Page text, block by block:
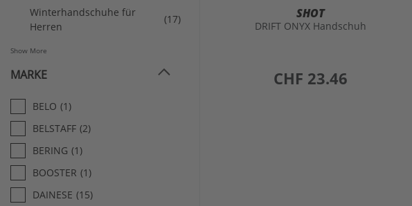
SHOT
DRIFT ONYX Handschuh
preis
CHF 23.46
Winterhandschuhe für
Herren
(17)
Show More
MARKE
BELO (1)
BELSTAFF (2)
BERING (1)
BOOSTER (1)
DAINESE (15)